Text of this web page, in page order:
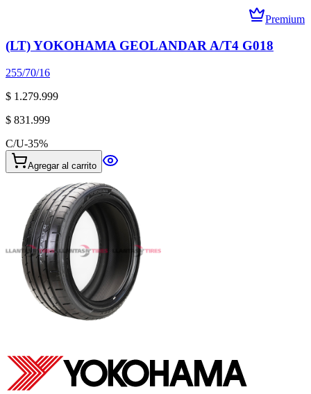
Premium
(LT) YOKOHAMA GEOLANDAR A/T4 G018
255/70/16
$ 1.279.999
$ 831.999
C/U-35%
Agregar al carrito